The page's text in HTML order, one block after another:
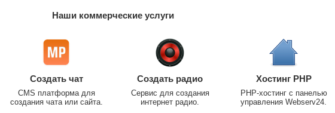
Наши коммерческие услуги
Создать чат
CMS платформа для
создания чата или сайта.
Создать радио
Сервис для создания
интернет радио.
Хостинг PHP
PHP-хостинг с панелью
управления Webserv24.